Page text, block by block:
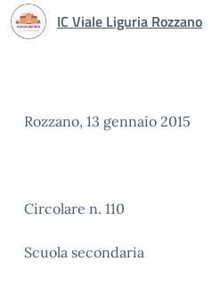
IC Viale Liguria Rozzano
Rozzano, 13 gennaio 2015
Circolare n. 110
Scuola secondaria